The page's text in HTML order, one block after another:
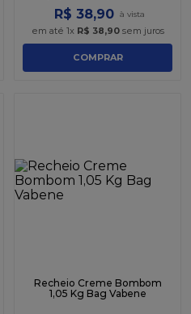
R$ 38,90
em até 1x R$ 38,90sem juros
COMPRAR
Recheio Creme Bombom
1,05 Kg Bag Vabene